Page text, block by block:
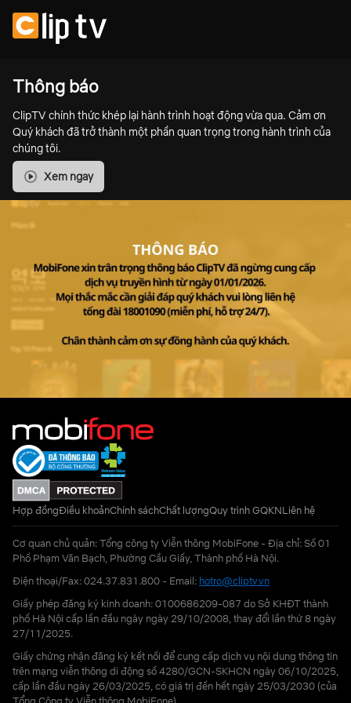
Thông báo
ClipTV chính thức khép lại hành trình hoạt động vừa qua. Cảm ơn
Quý khách đã trở thành một phần quan trọng trong hành trình của
chúng tôi.
Xem ngay
Hợp đồngĐiều khoảnChính sáchChất lượngQuy trình GQKNLiên hệ
Cơ quan chủ quản: Tổng công ty Viễn thông MobiFone - Địa chỉ: Số 01
Phố Phạm Văn Bạch, Phường Cầu Giấy, Thành phố Hà Nội.
Điện thoại/Fax: 024.37.831.800 - Email: hotro@cliptv.vn
Giấy phép đăng ký kinh doanh: 0100686209-087 do Sở KHĐT thành
phố Hà Nội cấp lần đầu ngày ngày 29/10/2008, thay đổi lần thứ 8 ngày
27/11/2025.
Giấy chứng nhận đăng ký kết nối để cung cấp dịch vụ nội dung thông tin
trên mạng viễn thông di động số 4280/GCN-SKHCN ngày 06/10/2025,
cấp lần đầu ngày 26/03/2025, có giá trị đến hết ngày 25/03/2030 (của